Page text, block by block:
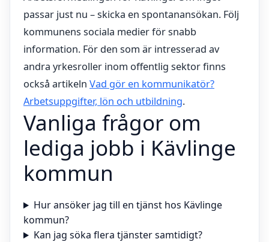
passar just nu – skicka en spontanansökan. Följ
kommunens sociala medier för snabb
information. För den som är intresserad av
andra yrkesroller inom offentlig sektor finns
också artikeln Vad gör en kommunikatör?
Arbetsuppgifter, lön och utbildning.
Vanliga frågor om
lediga jobb i Kävlinge
kommun
Hur ansöker jag till en tjänst hos Kävlinge
kommun?
Kan jag söka flera tjänster samtidigt?